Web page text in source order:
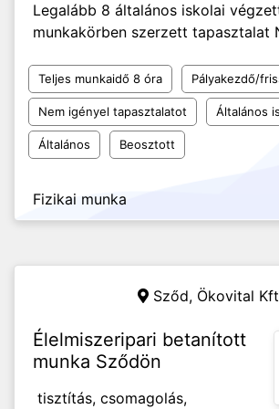
Legalább 8 általános iskolai
munkakörben szerzett tapasztalat
Teljes munkaidő 8 óra Pályakezdő/
Nem igényel tapasztalatot Általános
Általános Beosztott
Fizikai munka
Sződ, Ökovital
Élelmiszeripari betanított
munka Sződön
tisztítás, csomagolás,